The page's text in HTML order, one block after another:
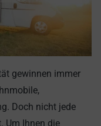
gewinnen immer
Doch nicht jede
Um Ihnen die